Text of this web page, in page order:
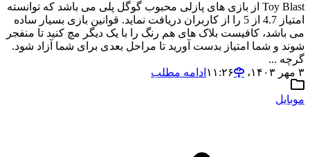
Toy Blast از بازی های پازلی محبوب گوگل پلی می باشد که توانسته
امتیاز 4.7 از 5 را از کاربران دریافت نماید. قوانین بازی بسیار ساده
می باشد، کافیست بلاک های هم رنگ را با یک دیگر مچ کنید تا منفجر
شوند و شما امتیاز بدست آورید تا مراحل بعدی برای شما آزاد شود.
گرچه ...
۳ مهر ۱۴۰۳،‏ ۱۱:۲۶
ادامه مطلب
موبایل